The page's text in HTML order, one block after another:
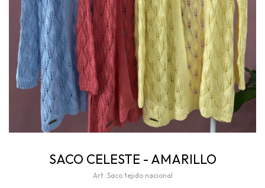
SACO CELESTE - AMARILLO
Saco tejido nacional